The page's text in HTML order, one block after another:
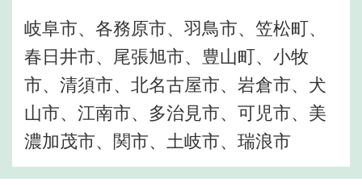
岐阜市、各務原市、羽鳥市、笠松町、
春日井市、尾張旭市、豊山町、小牧
市、清須市、北名古屋市、岩倉市、犬
山市、江南市、多治見市、可児市、美
濃加茂市、関市、土岐市、瑞浪市